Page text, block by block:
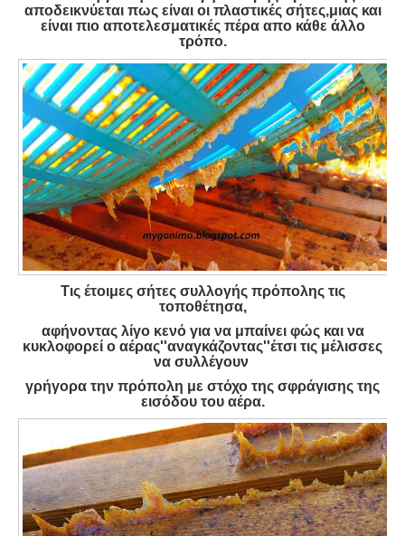
αποδεικνύεται πως είναι οι πλαστικές σήτες,μιας και
είναι πιο αποτελεσματικές πέρα απο κάθε άλλο
τρόπο.
Τις έτοιμες σήτες συλλογής πρόπολης τις
τοποθέτησα,
αφήνοντας λίγο κενό για να μπαίνει φώς και να
κυκλοφορεί ο αέρας''αναγκάζοντας''έτσι τις μέλισσες
να συλλέγουν
γρήγορα την πρόπολη με στόχο της σφράγισης της
εισόδου του αέρα.